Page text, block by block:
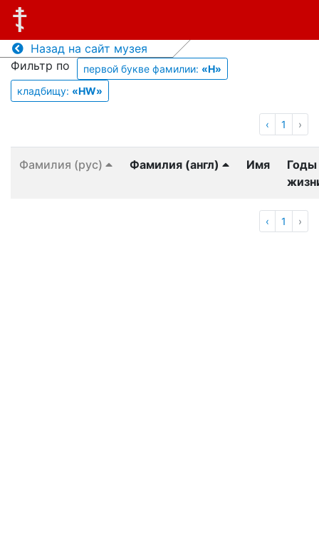
Назад на сайт музея
Фильтр по
первой букве фамилии: «H»
кладбищу: «HW»
‹ 1 ›
Фамилия (рус) Фамилия (англ) Имя
Годы
‹ 1 ›